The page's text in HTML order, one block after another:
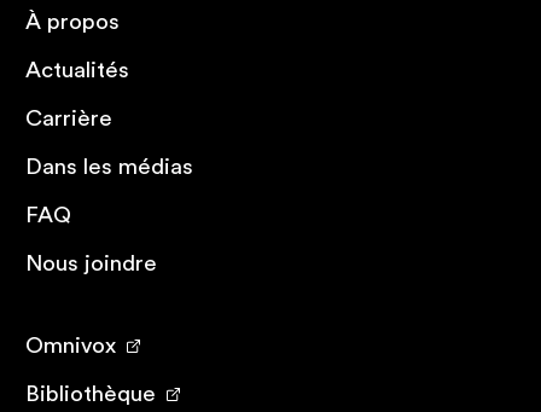
À propos
Actualités
Carrière
Dans les médias
FAQ
Nous joindre
Omnivox
Bibliothèque